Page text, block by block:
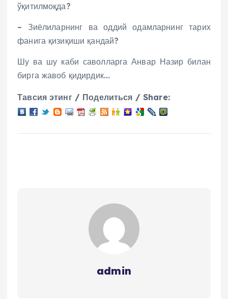
ўқитилмоқда?
– Зиёлиларнинг ва оддий одамларнинг тарих
фанига қизиқиши қандай?
Шу ва шу каби саволларга Анвар Назир билан
бирга жавоб қидирдик…
Тавсия этинг / Поделиться / Share:
admin